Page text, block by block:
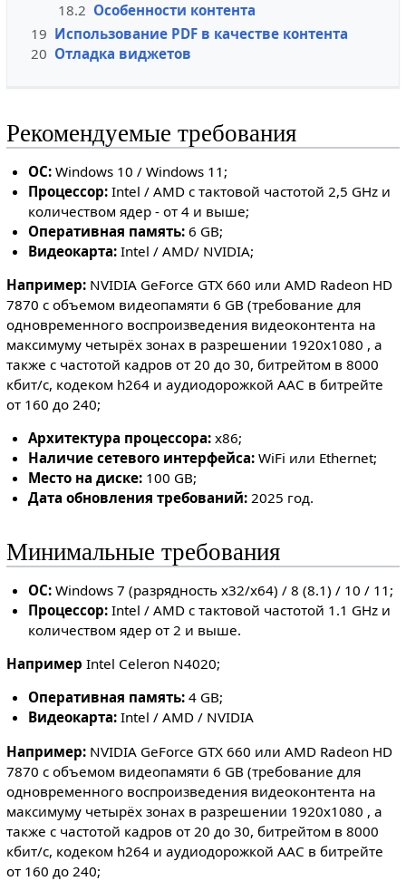
18.2 Особенности контента
19 Использование PDF в качестве контента
20 Отладка виджетов
Рекомендуемые требования
ОС: Windows 10 / Windows 11;
Процессор: Intel / AMD с тактовой частотой 2,5 GHz и
количеством ядер - от 4 и выше;
Оперативная память: 6 GB;
Видеокарта: Intel / AMD/ NVIDIA;
Например:NVIDIA GeForce GTX 660 или AMD Radeon HD
7870 с объемом видеопамяти 6 GB (требование для
одновременного воспроизведения видеоконтента на
максимуму четырёх зонах в разрешении 1920х1080 , а
также с частотой кадров от 20 до 30, битрейтом в 8000
кбит/с, кодеком h264 и аудиодорожкой AAC в битрейте
от 160 до 240;
Архитектура процессора: x86;
Наличие сетевого интерфейса: WiFi или Ethernet;
Место на диске: 100 GB;
Дата обновления требований: 2025 год.
Минимальные требования
ОС: Windows 7 (разрядность x32/x64) / 8 (8.1) / 10 / 11;
Процессор: Intel / AMD с тактовой частотой 1.1 GHz и
количеством ядер от 2 и выше.
Например Intel Celeron N4020;
Оперативная память: 4 GB;
Видеокарта: Intel / AMD / NVIDIA
Например:NVIDIA GeForce GTX 660 или AMD Radeon HD
7870 с объемом видеопамяти 6 GB (требование для
одновременного воспроизведения видеоконтента на
максимуму четырёх зонах в разрешении 1920х1080 , а
также с частотой кадров от 20 до 30, битрейтом в 8000
кбит/с, кодеком h264 и аудиодорожкой AAC в битрейте
от 160 до 240;